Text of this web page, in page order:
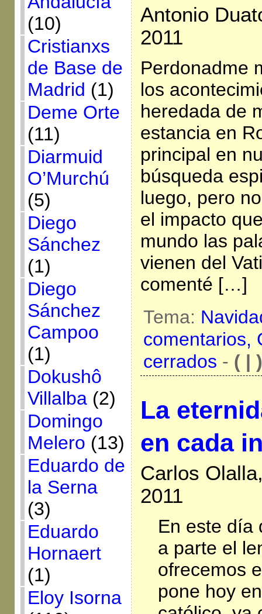
(10)
Cristianxs
de Base de
Madrid (1)
Deme Orte
(11)
Diarmuid
O’Murchú
(5)
Diego
Sánchez
(1)
Diego
Sánchez
Campoo
(1)
Dokushô
Villalba(2)
Domingo
Melero (13)
Eduardo de
la Serna
(3)
Eduardo
Hornaert
(1)
Eloy Isorna
Antonio
2011
Perdonadme
los
heredada de
estancia en
principal en
búsqueda
luego, pero
el impacto
mundo las
vienen del
comenté […]
Tema:
comentarios,
cerrados - ( | )
La
en cada
Carlos
2011
En este día
a parte el
ofrecemos
pone hoy